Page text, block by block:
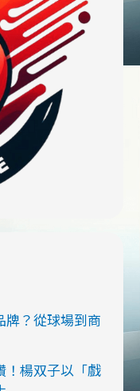
牌？從球場到商
！楊双子以「戲